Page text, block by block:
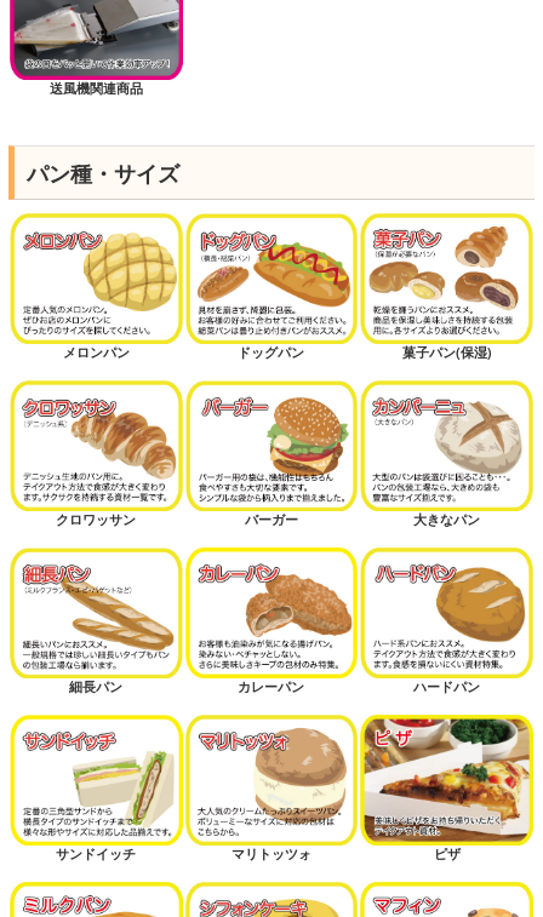
送風機関連商品
パン種・サイズ
メロンパン ドッグパン 菓子パン(保湿)
クロワッサン バーガー 大きなパン
細長パン カレーパン ハードパン
サンドイッチ マリトッツォ ピザ